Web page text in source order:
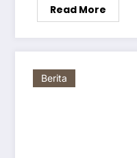
Read More
Berita